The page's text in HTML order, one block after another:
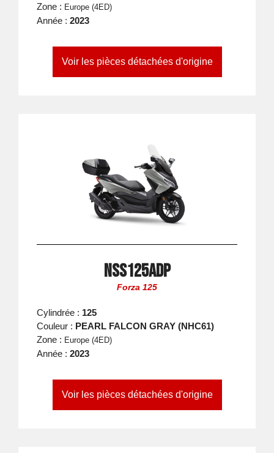
Zone : Europe (4ED)
Année : 2023
Voir les pièces détachées d'origine
NSS125ADP
Forza 125
Cylindrée : 125
Couleur : PEARL FALCON GRAY (NHC61)
Zone : Europe (4ED)
Année : 2023
Voir les pièces détachées d'origine